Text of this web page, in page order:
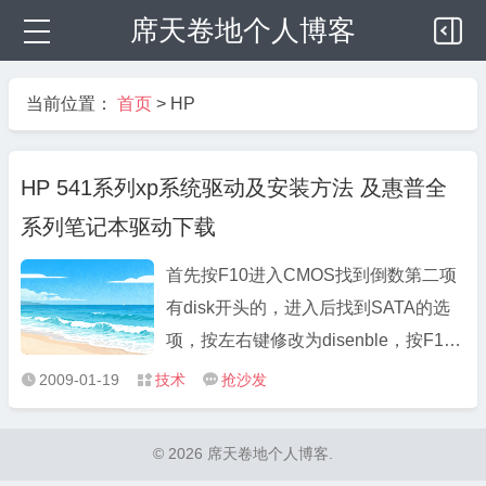
席天卷地个人博客
当前位置： 首页 > HP
HP 541系列xp系统驱动及安装方法 及惠普全
系列笔记本驱动下载
首先按F10进入CMOS找到倒数第二项
有disk开头的，进入后找到SATA的选
项，按左右键修改为disenble，按F10
保存后才能找到硬盘，安装时一般的
ghost盘是不能安装的，我只有用XP的
 2009-01-19  技术  抢沙发
© 2026 席天卷地个人博客.